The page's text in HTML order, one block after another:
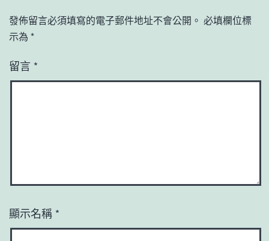
發佈留言必須填寫的電子郵件地址不會公開。 必填欄位標
示為 *
留言 *
顯示名稱 *